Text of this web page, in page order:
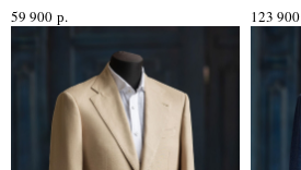
59 900 р.
123 900